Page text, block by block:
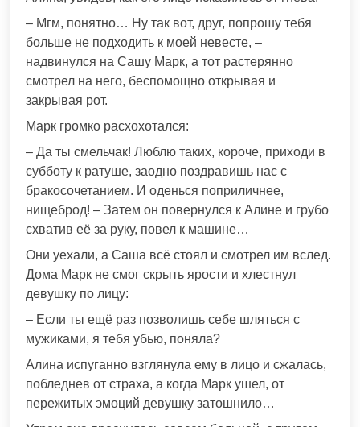
– Мгм, понятно… Ну так вот, друг, попрошу тебя
больше не подходить к моей невесте, –
надвинулся на Сашу Марк, а тот растерянно
смотрел на него, беспомощно открывая и
закрывая рот.
Марк громко расхохотался:
– Да ты смельчак! Люблю таких, короче, приходи в
субботу к ратуше, заодно поздравишь нас с
бракосочетанием. И оденься поприличнее,
нищеброд! – Затем он повернулся к Алине и грубо
схватив её за руку, повел к машине…
Они уехали, а Саша всё стоял и смотрел им вслед.
Дома Марк не смог скрыть ярости и хлестнул
девушку по лицу:
– Если ты ещё раз позволишь себе шляться с
мужиками, я тебя убью, поняла?
Алина испуганно взглянула ему в лицо и сжалась,
побледнев от страха, а когда Марк ушел, от
пережитых эмоций девушку затошнило…